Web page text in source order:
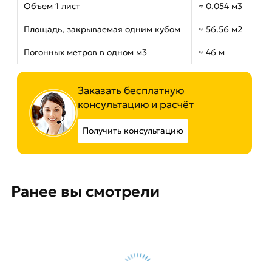
Объем 1 лист ≈ 0.054 м3
Площадь, закрываемая одним кубом ≈ 56.56 м2
Погонных метров в одном м3 ≈ 46 м
Заказать бесплатную
консультацию и расчёт
Получить консультацию
Ранее вы смотрели